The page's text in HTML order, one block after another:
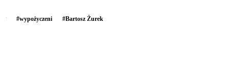
#wypożyczeni #Bartosz Żurek